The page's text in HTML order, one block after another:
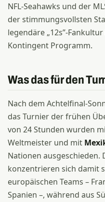
NFL-Seahawks und der
der stimmungsvollsten
legendäre „12s”-
Kontingent Programm.
Was das für den
Nach dem Achtelfinal-
das Turnier der frühen
von 24 Stunden wurden
Weltmeister und mit
Nationen ausgeschieden.
konzentrieren sich damit
europäischen Teams –
Spanien –, während aus